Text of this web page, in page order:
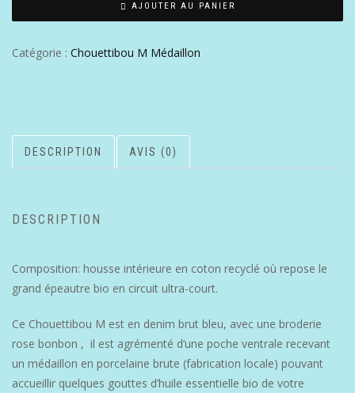
AJOUTER AU PANIER
Catégorie : Chouettibou M Médaillon
DESCRIPTION AVIS (0)
DESCRIPTION
Composition: housse intérieure en coton recyclé où repose le
grand épeautre bio en circuit ultra-court.
Ce Chouettibou M est en denim brut bleu, avec une broderie
rose bonbon , il est agrémenté d’une poche ventrale recevant
un médaillon en porcelaine brute (fabrication locale) pouvant
accueillir quelques gouttes d’huile essentielle bio de votre